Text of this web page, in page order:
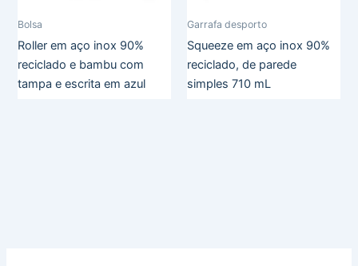
Bolsa
Roller em aço inox 90%
reciclado e bambu com
tampa e escrita em azul
Garrafa desporto
Squeeze em aço inox 90%
reciclado, de parede
simples 710 mL